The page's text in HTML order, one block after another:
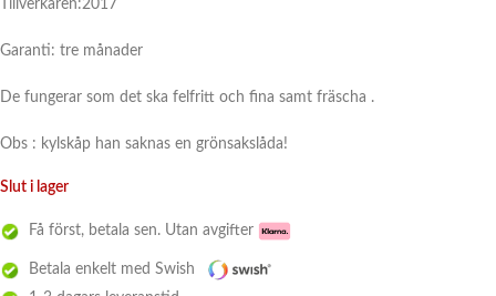
Tillverkaren:2017
Garanti: tre månader
De fungerar som det ska felfritt och fina samt fräscha .
Obs : kylskåp han saknas en grönsakslåda!
Slut i lager
Få först, betala sen. Utan avgifter
Betala enkelt med Swish